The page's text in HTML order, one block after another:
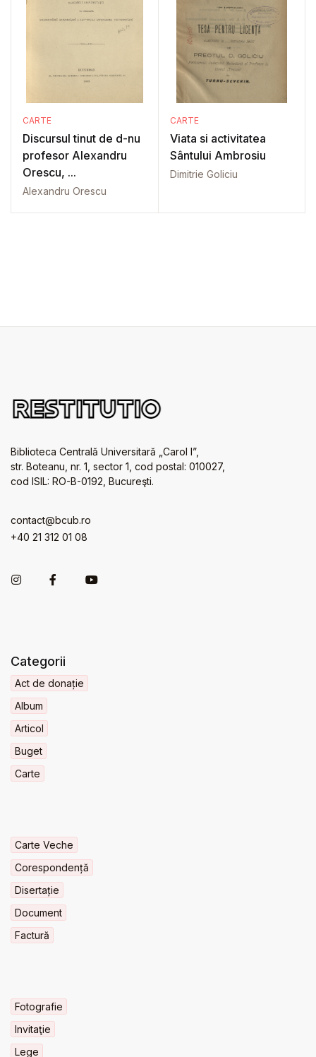
CARTE
Discursul tinut de d-nu
profesor Alexandru
Orescu, ...
Alexandru Orescu
CARTE
Viata si activitatea
Sântului Ambrosiu
Dimitrie Goliciu
Biblioteca Centrală Universitară „Carol I”,
str. Boteanu, nr. 1, sector 1, cod postal: 010027,
cod ISIL: RO-B-0192, Bucureşti.
contact@bcub.ro
+40 21 312 01 08
Categorii
Act de donație
Album
Articol
Buget
Carte
Carte Veche
Corespondență
Disertație
Document
Factură
Fotografie
Invitaţie
Lege